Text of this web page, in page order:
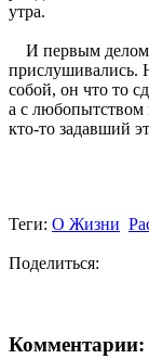
утра.
И первым делом
прислушивались.
собой, он что то
а с любопытством
кто-то задавший
Теги: О Жизни
Поделиться:
Комментарии: